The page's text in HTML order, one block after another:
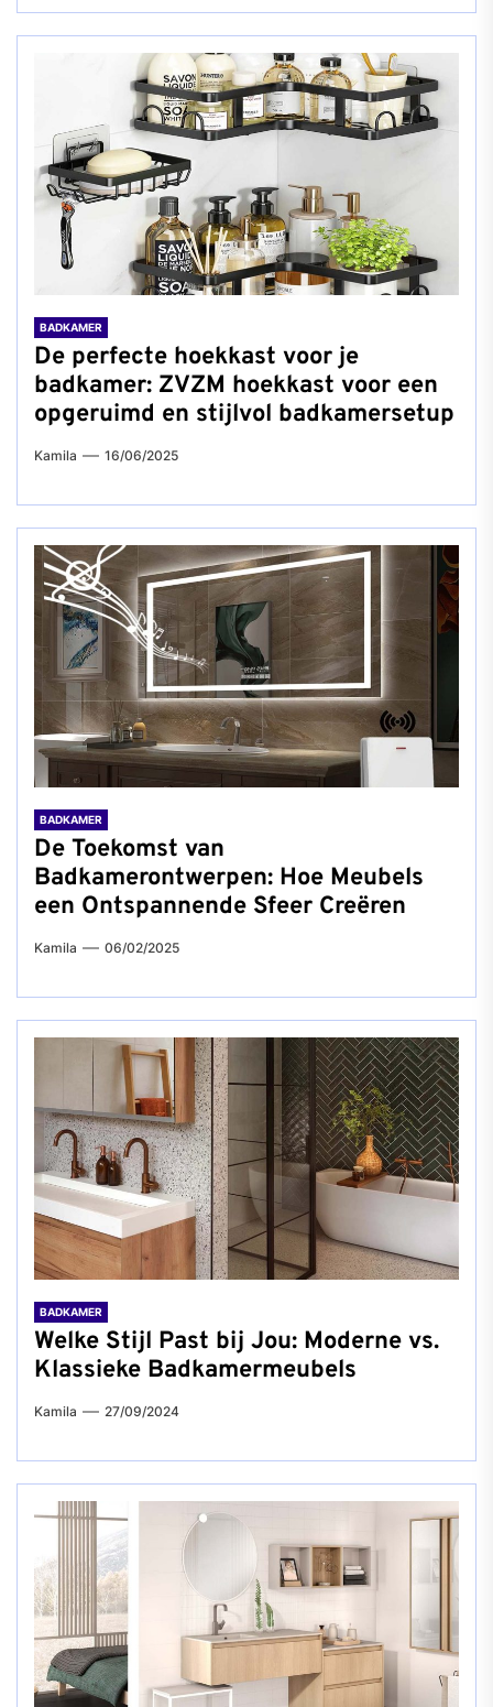
BADKAMER
De perfecte hoekkast voor je
badkamer: ZVZM hoekkast voor een
opgeruimd en stijlvol badkamersetup
Kamila 16/06/2025
BADKAMER
De Toekomst van
Badkamerontwerpen: Hoe Meubels
een Ontspannende Sfeer Creëren
Kamila 06/02/2025
BADKAMER
Welke Stijl Past bij Jou: Moderne vs.
Klassieke Badkamermeubels
Kamila 27/09/2024